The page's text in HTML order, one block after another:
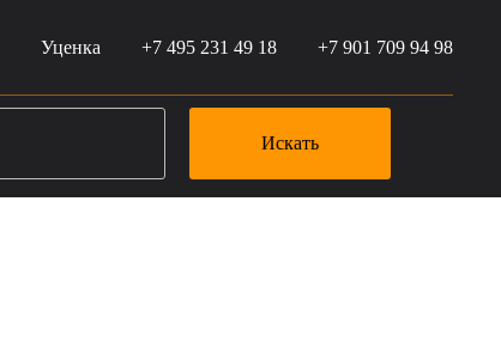
Уценка +7 495 231 49 18 +7 901 709 94 98
Искать